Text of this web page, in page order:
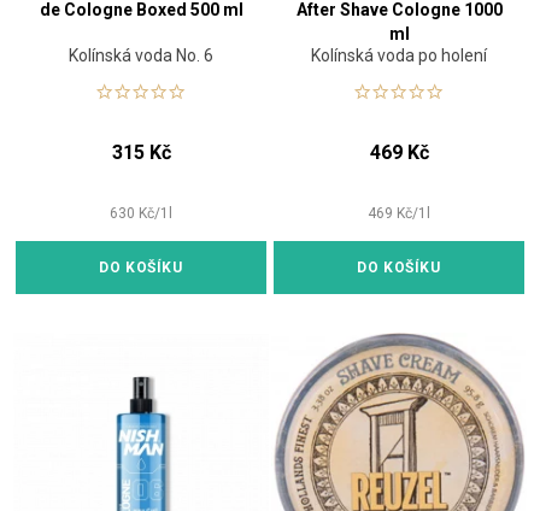
de Cologne Boxed 500 ml
Kolínská voda No. 6
315 Kč
630 Kč/1
DO KOŠÍKU
After Shave Cologne 1000
ml
Kolínská voda po holení
469 Kč
469 Kč/1
DO KOŠÍKU